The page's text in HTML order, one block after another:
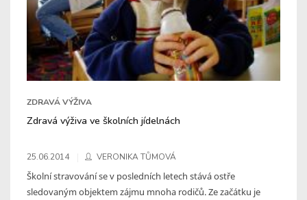
ZDRAVÁ VÝŽIVA
Zdravá výživa ve školních jídelnách
25.06.2014 VERONIKA TŮMOVÁ
Školní stravování se v posledních letech stává ostře
sledovaným objektem zájmu mnoha rodičů. Ze začátku je